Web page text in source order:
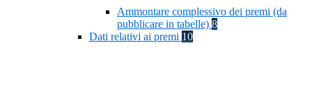
Ammontare complessivo dei premi (da
pubblicare in tabelle) 8
Dati relativi ai premi 10